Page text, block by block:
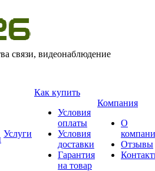
связи, видеонаблюдение
Услуги
Как купить
Условия
оплаты
Условия
доставки
Гарантия
на товар
Компания
О
Отзывы